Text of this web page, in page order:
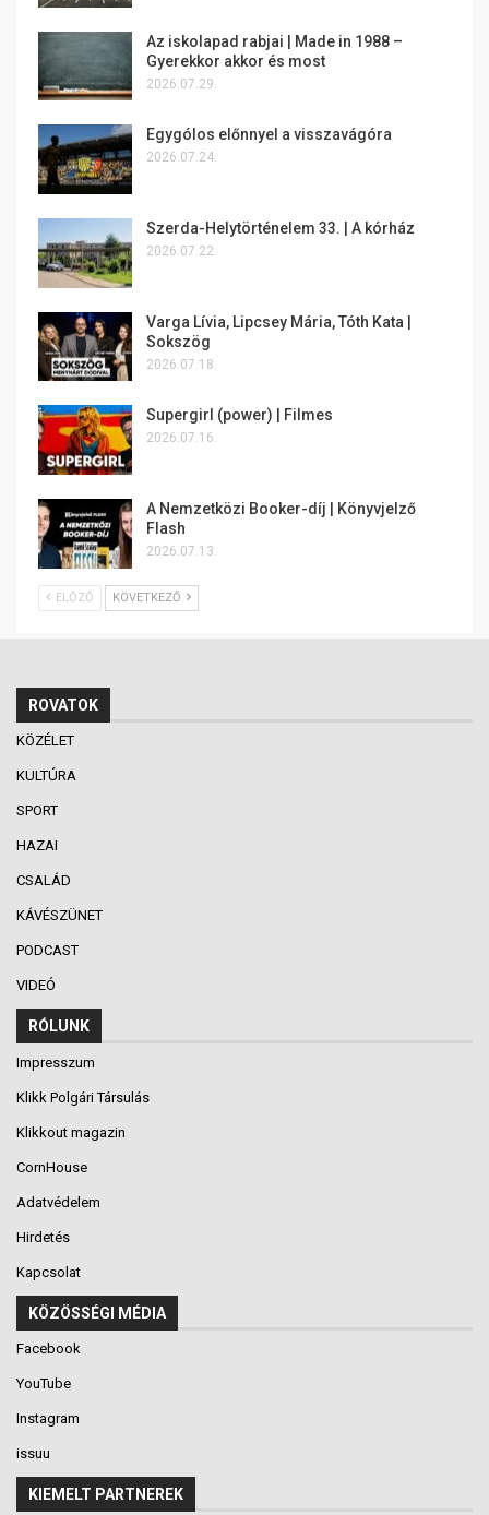
Az iskolapad rabjai | Made in 1988 –
Gyerekkor akkor és most
2026.07.29.
Egygólos előnnyel a visszavágóra
2026.07.24.
Szerda-Helytörténelem 33. | A kórház
2026.07.22.
Varga Lívia, Lipcsey Mária, Tóth Kata |
Sokszög
2026.07.18.
Supergirl (power) | Filmes
2026.07.16.
A Nemzetközi Booker-díj | Könyvjelző
Flash
2026.07.13.
ELŐZŐ KÖVETKEZŐ
ROVATOK
KÖZÉLET
KULTÚRA
SPORT
HAZAI
CSALÁD
KÁVÉSZÜNET
PODCAST
VIDEÓ
RÓLUNK
Impresszum
Klikk Polgári Társulás
Klikkout magazin
CornHouse
Adatvédelem
Hirdetés
Kapcsolat
KÖZÖSSÉGI MÉDIA
Facebook
YouTube
Instagram
issuu
KIEMELT PARTNEREK